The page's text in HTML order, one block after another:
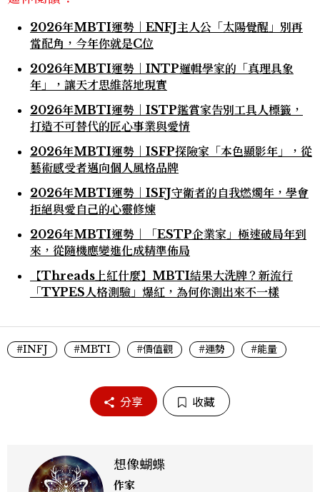
2026年MBTI運勢｜ENFJ主人公「太陽覺醒」別再
當配角，今年你就是C位
2026年MBTI運勢｜INTP邏輯學家的「真理具象
年」，讓天才思維落地現實
2026年MBTI運勢｜ISTP鑑賞家告別工具人標籤，
打造不可替代的匠心事業與愛情
2026年MBTI運勢｜ISFP探險家「本色顯影年」，從
藝術感受者邁向個人風格品牌
2026年MBTI運勢｜ISFJ守衛者的自我燃燭年，學會
拒絕與愛自己的心靈修煉
2026年MBTI運勢｜「ESTP企業家」極速破局年到
來，從隨機應變進化成精準佈局
【Threads上紅什麼】MBTI結果大洗牌？新流行
「TYPES人格測驗」爆紅，為何你測出來不一樣
#INFJ #MBTI #價值觀 #運勢 #能量
分享 收藏
想像蝴蝶
作家